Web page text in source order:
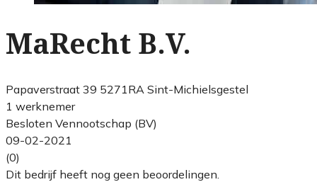
MaRecht B.V.
Papaverstraat 39 5271RA Sint-Michielsgestel
1 werknemer
Besloten Vennootschap (BV)
09-02-2021
(0)
Dit bedrijf heeft nog geen beoordelingen.